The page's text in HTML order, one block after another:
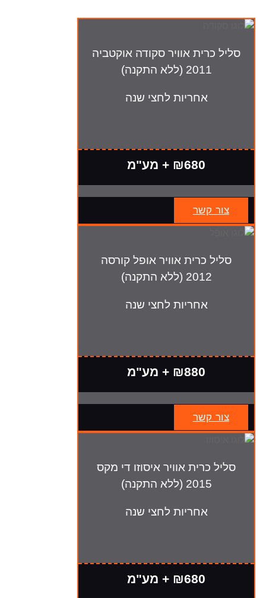
סליל כרית אוויר סקודה אוקטביה
2011 (ללא התקנה)
אחריות לחצי שנה
₪680 + מע"מ
צור קשר
סליל כרית אוויר אופל קורסה
2012 (ללא התקנה)
אחריות לחצי שנה
₪880 + מע"מ
צור קשר
סליל כרית אוויר איסוזו די מקס
2015 (ללא התקנה)
אחריות לחצי שנה
₪680 + מע"מ